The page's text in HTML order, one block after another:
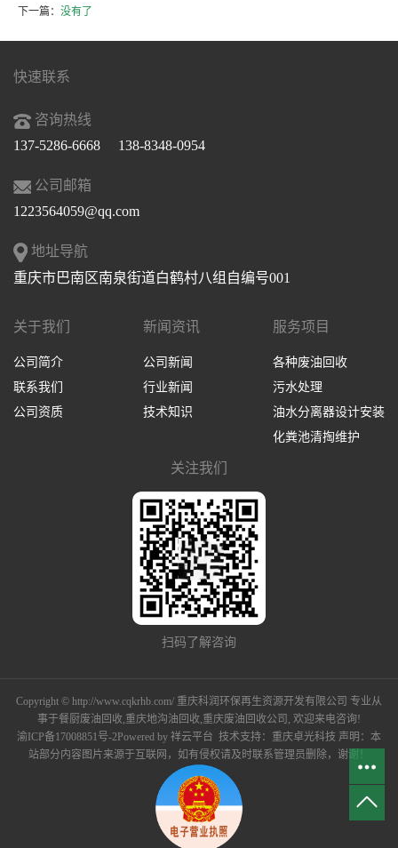
下一篇： 没有了
快速联系
咨询热线
137-5286-6668 138-8348-0954
公司邮箱
1223564059@qq.com
地址导航
重庆市巴南区南泉街道白鹤村八组自编号001
关于我们
公司简介
联系我们
公司资质
新闻资讯
公司新闻
行业新闻
技术知识
服务项目
各种废油回收
污水处理
油水分离器设计安装
化粪池清掏维护
关注我们
扫码了解咨询
Copyright © http://www.cqkrhb.com/ 重庆科润环保再生资源开发有限公司 专业从
事于餐厨废油回收,重庆地沟油回收,重庆废油回收公司 , 欢迎来电咨询!
渝ICP备17008851号-2 Powered by 祥云平台 技术支持： 重庆卓光科技 声明：本
站部分内容图片来源于互联网，如有侵权请及时联系管理员删除，谢谢！